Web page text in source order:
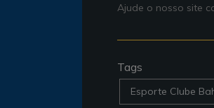
Ajude o nosso site
Tags
Esporte Clube